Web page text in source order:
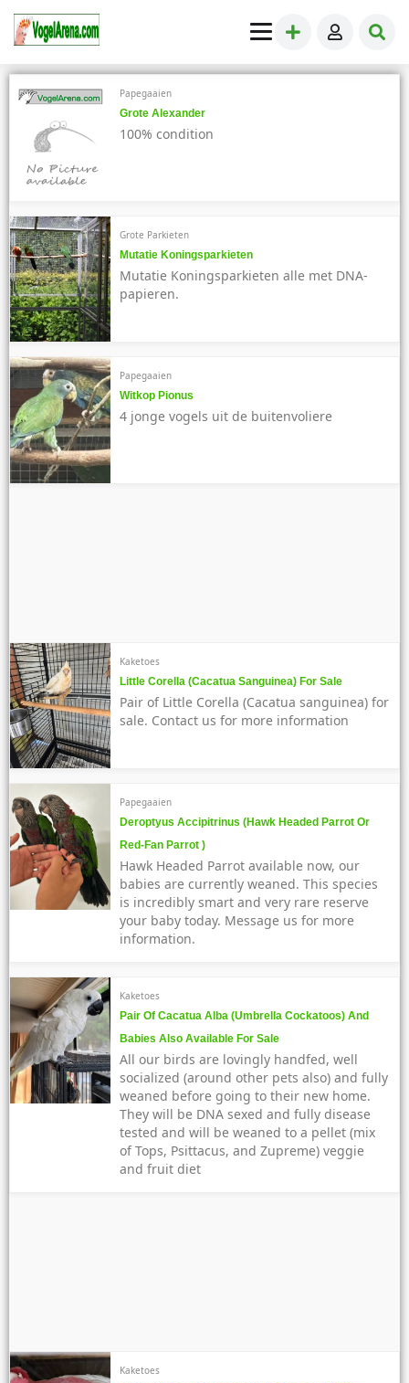
Papegaaien
Grote Alexander
100% condition
Grote Parkieten
Mutatie Koningsparkieten
Mutatie Koningsparkieten alle met DNA-
papieren.
Papegaaien
Witkop Pionus
4 jonge vogels uit de buitenvoliere
Kaketoes
Little Corella (Cacatua Sanguinea) For Sale
Pair of Little Corella (Cacatua sanguinea) for
sale. Contact us for more information
Papegaaien
Deroptyus Accipitrinus (Hawk Headed Parrot Or
Red-Fan Parrot )
Hawk Headed Parrot available now, our
babies are currently weaned. This species
is incredibly smart and very rare reserve
your baby today. Message us for more
information.
Kaketoes
Pair Of Cacatua Alba (Umbrella Cockatoos) And
Babies Also Available For Sale
All our birds are lovingly handfed, well
socialized (around other pets also) and fully
weaned before going to their new home.
They will be DNA sexed and fully disease
tested and will be weaned to a pellet (mix
of Tops, Psittacus, and Zupreme) veggie
and fruit diet
Kaketoes